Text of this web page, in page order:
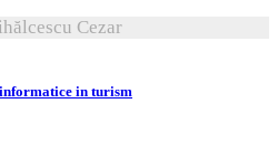
Cezar
in turism